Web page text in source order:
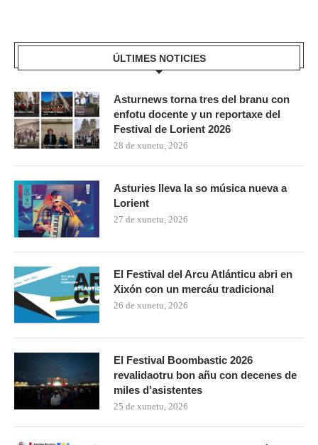
ÚLTIMES NOTICIES
Asturnews torna tres del branu con
enfotu docente y un reportaxe del
Festival de Lorient 2026
28 de xunetu, 2026
Asturies lleva la so música nueva a
Lorient
27 de xunetu, 2026
El Festival del Arcu Atlánticu abri en
Xixón con un mercáu tradicional
26 de xunetu, 2026
El Festival Boombastic 2026
revalidaotru bon añu con decenes de
miles d’asistentes
25 de xunetu, 2026